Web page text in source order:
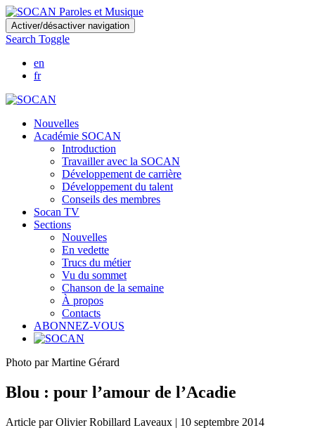
Skip
to
main
content
Activer/désactiver navigation
Search Toggle
en
fr
Nouvelles
Académie SOCAN
Introduction
Travailler avec la SOCAN
Développement de carrière
Développement du talent
Conseils des membres
Socan TV
Sections
Nouvelles
En vedette
Trucs du métier
Vu du sommet
Chanson de la semaine
À propos
Contacts
ABONNEZ-VOUS
Photo par Martine Gérard
Blou : pour l’amour de l’Acadie
Article par Olivier Robillard Laveaux | 10 septembre 2014